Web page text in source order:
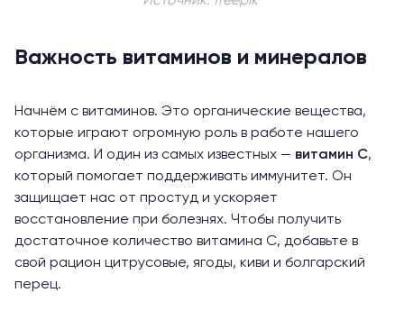
Важность витаминов и минералов
Начнём с витаминов. Это органические вещества,
которые играют огромную роль в работе нашего
организма. И один из самых известных — витамин C,
который помогает поддерживать иммунитет. Он
защищает нас от простуд и ускоряет
восстановление при болезнях. Чтобы получить
достаточное количество витамина C, добавьте в
свой рацион цитрусовые, ягоды, киви и болгарский
перец.